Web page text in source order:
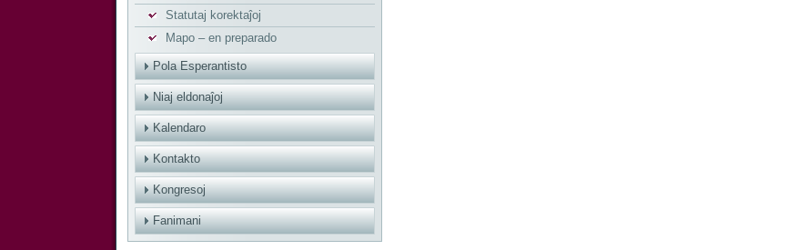
Statutaj korektaĵoj
Mapo – en preparado
Pola Esperantisto
Niaj eldonaĵoj
Kalendaro
Kontakto
Kongresoj
Fanimani